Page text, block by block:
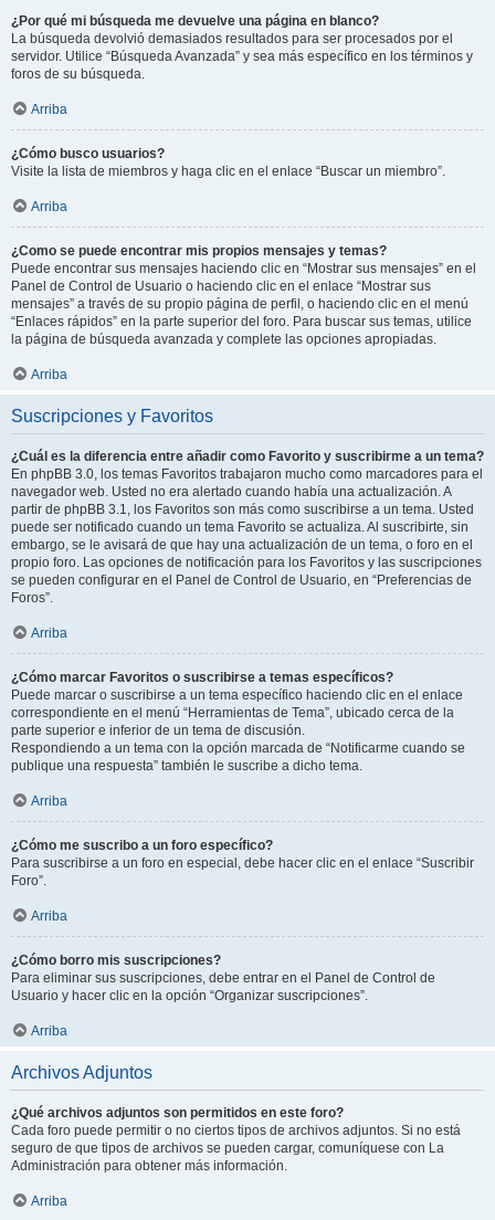
¿Por qué mi búsqueda me devuelve una página en blanco?
La búsqueda devolvió demasiados resultados para ser procesados por el
servidor. Utilice “Búsqueda Avanzada” y sea más específico en los términos y
foros de su búsqueda.
Arriba
¿Cómo busco usuarios?
Visite la lista de miembros y haga clic en el enlace “Buscar un miembro”.
Arriba
¿Como se puede encontrar mis propios mensajes y temas?
Puede encontrar sus mensajes haciendo clic en “Mostrar sus mensajes” en el
Panel de Control de Usuario o haciendo clic en el enlace “Mostrar sus
mensajes” a través de su propio página de perfil, o haciendo clic en el menú
“Enlaces rápidos” en la parte superior del foro. Para buscar sus temas, utilice
la página de búsqueda avanzada y complete las opciones apropiadas.
Arriba
Suscripciones y Favoritos
¿Cuál es la diferencia entre añadir como Favorito y suscribirme a un tema?
En phpBB 3.0, los temas Favoritos trabajaron mucho como marcadores para el
navegador web. Usted no era alertado cuando había una actualización. A
partir de phpBB 3.1, los Favoritos son más como suscribirse a un tema. Usted
puede ser notificado cuando un tema Favorito se actualiza. Al suscribirte, sin
embargo, se le avisará de que hay una actualización de un tema, o foro en el
propio foro. Las opciones de notificación para los Favoritos y las suscripciones
se pueden configurar en el Panel de Control de Usuario, en “Preferencias de
Foros”.
Arriba
¿Cómo marcar Favoritos o suscribirse a temas específicos?
Puede marcar o suscribirse a un tema específico haciendo clic en el enlace
correspondiente en el menú “Herramientas de Tema”, ubicado cerca de la
parte superior e inferior de un tema de discusión.
Respondiendo a un tema con la opción marcada de “Notificarme cuando se
publique una respuesta” también le suscribe a dicho tema.
Arriba
¿Cómo me suscribo a un foro específico?
Para suscribirse a un foro en especial, debe hacer clic en el enlace “Suscribir
Foro”.
Arriba
¿Cómo borro mis suscripciones?
Para eliminar sus suscripciones, debe entrar en el Panel de Control de
Usuario y hacer clic en la opción “Organizar suscripciones”.
Arriba
Archivos Adjuntos
¿Qué archivos adjuntos son permitidos en este foro?
Cada foro puede permitir o no ciertos tipos de archivos adjuntos. Si no está
seguro de que tipos de archivos se pueden cargar, comuníquese con La
Administración para obtener más información.
Arriba